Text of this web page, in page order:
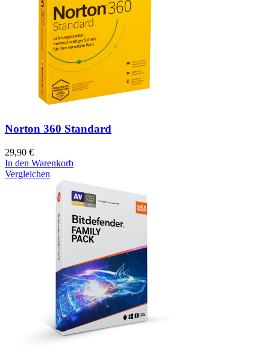
Norton 360 Standard
29,90 €
In den Warenkorb
Vergleichen